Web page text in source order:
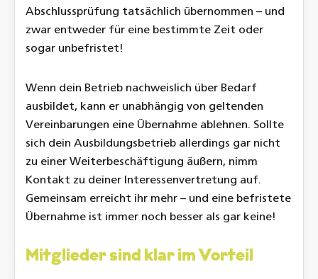
Abschlussprüfung tatsächlich übernommen – und
zwar entweder für eine bestimmte Zeit oder
sogar unbefristet!
Wenn dein Betrieb nachweislich über Bedarf
ausbildet, kann er unabhängig von geltenden
Vereinbarungen eine Übernahme ablehnen. Sollte
sich dein Ausbildungsbetrieb allerdings gar nicht
zu einer Weiterbeschäftigung äußern, nimm
Kontakt zu deiner Interessenvertretung auf.
Gemeinsam erreicht ihr mehr – und eine befristete
Übernahme ist immer noch besser als gar keine!
Mitglieder sind klar im Vorteil